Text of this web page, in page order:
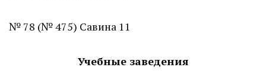
№ 78 (№ 475) Савина 11
Учебные заведения